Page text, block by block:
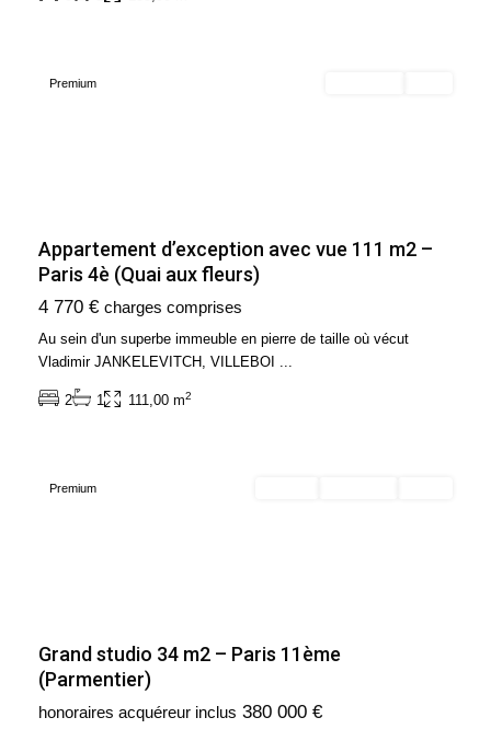
Arrondissement
Premium
Appartement d’exception avec vue 111 m2 –
Paris 4è (Quai aux fleurs)
4 770 € charges comprises
Au sein d'un superbe immeuble en pierre de taille où vécut
Vladimir JANKELEVITCH, VILLEBOI ...
2 1 111,00 m2
Ile
de
France,
Paris
Arrondissement
Premium
Grand studio 34 m2 – Paris 11ème
(Parmentier)
honoraires acquéreur inclus 380 000 €
Ile